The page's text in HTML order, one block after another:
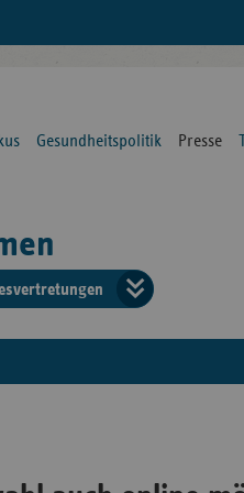
Gesundheitspolitik Presse
der